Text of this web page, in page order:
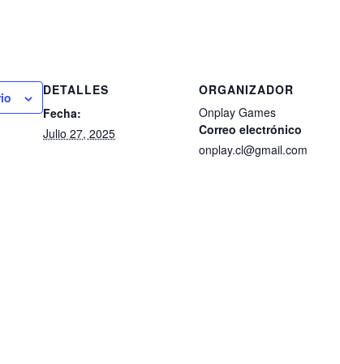
DETALLES
Fecha:
Julio 27, 2025
ORGANIZADOR
Onplay Games
Correo electrónico
onplay.cl@gmail.com